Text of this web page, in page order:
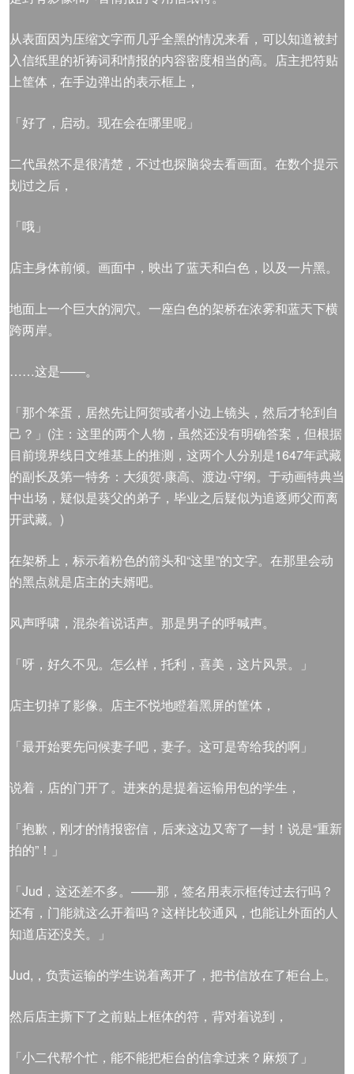
从表面因为压缩文字而几乎全黑的情况来看，可以知道被封
入信纸里的祈祷词和情报的内容密度相当的高。店主把符贴
上筐体，在手边弹出的表示框上，
「好了，启动。现在会在哪里呢」
二代虽然不是很清楚，不过也探脑袋去看画面。在数个提示
划过之后，
「哦」
店主身体前倾。画面中，映出了蓝天和白色，以及一片黑。
地面上一个巨大的洞穴。一座白色的架桥在浓雾和蓝天下横
跨两岸。
……这是——。
「那个笨蛋，居然先让阿贺或者小边上镜头，然后才轮到自
己？」(注：这里的两个人物，虽然还没有明确答案，但根据
目前境界线日文维基上的推测，这两个人分别是1647年武藏
的副长及第一特务：大须贺‧康高、渡边‧守纲。于动画特典当
中出场，疑似是葵父的弟子，毕业之后疑似为追逐师父而离
开武藏。)
在架桥上，标示着粉色的箭头和“这里”的文字。在那里会动
的黑点就是店主的夫婿吧。
风声呼啸，混杂着说话声。那是男子的呼喊声。
「呀，好久不见。怎么样，托利，喜美，这片风景。」
店主切掉了影像。店主不悦地瞪着黑屏的筐体，
「最开始要先问候妻子吧，妻子。这可是寄给我的啊」
说着，店的门开了。进来的是提着运输用包的学生，
「抱歉，刚才的情报密信，后来这边又寄了一封！说是“重新
拍的”！」
「Jud，这还差不多。——那，签名用表示框传过去行吗？
还有，门能就这么开着吗？这样比较通风，也能让外面的人
知道店还没关。」
Jud,，负责运输的学生说着离开了，把书信放在了柜台上。
然后店主撕下了之前贴上框体的符，背对着说到，
「小二代帮个忙，能不能把柜台的信拿过来？麻烦了」